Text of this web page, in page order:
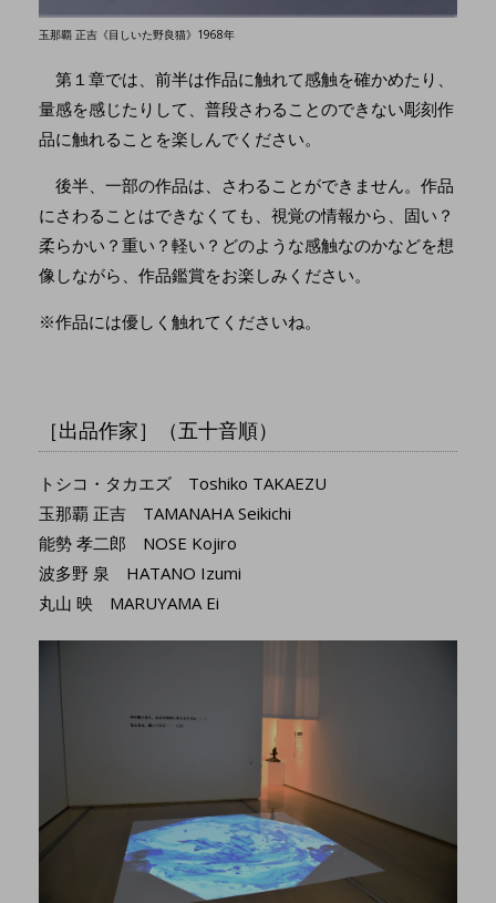
玉那覇 正吉《目しいた野良猫》1968年
第１章では、前半は作品に触れて感触を確かめたり、
量感を感じたりして、普段さわることのできない彫刻作
品に触れることを楽しんでください。
後半、一部の作品は、さわることができません。作品
にさわることはできなくても、視覚の情報から、固い？
柔らかい？重い？軽い？どのような感触なのかなどを想
像しながら、作品鑑賞をお楽しみください。
※作品には優しく触れてくださいね。
［出品作家］（五十音順）
トシコ・タカエズ Toshiko TAKAEZU
玉那覇 正吉 TAMANAHA Seikichi
能勢 孝二郎 NOSE Kojiro
波多野 泉 HATANO Izumi
丸山 映 MARUYAMA Ei